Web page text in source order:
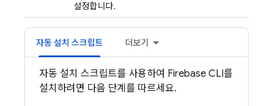
설정합니다.
자동 설치 스크립트 더보기
자동 설치 스크립트를 사용하여 Firebase CLI를
설치하려면 다음 단계를 따르세요.